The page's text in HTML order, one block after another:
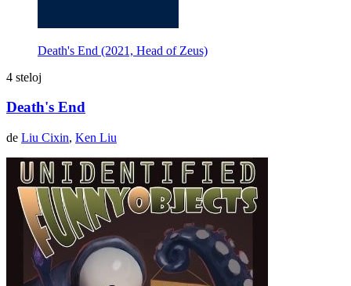
Death's End (2021, Head of Zeus)
4 steloj
Death's End
de Liu Cixin, Ken Liu